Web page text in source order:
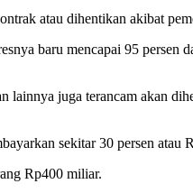
atau dihentikan akibat
baru mencapai 95 persen
juga terancam akan
sekitar 30 persen atau
Rp400 miliar.